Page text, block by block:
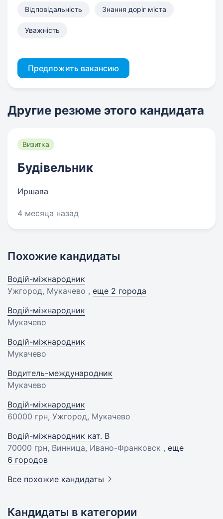
Відповідальність Знання доріг міста
Уважність
Предложить вакансию
Другие резюме этого кандидата
Визитка
Будівельник
Иршава
4 месяца назад
Похожие кандидаты
Водій-міжнародник
Ужгород, Мукачево , еще 2 города
Водій-міжнародник
Мукачево
Водій-міжнародник
Мукачево
Водитель-международник
Мукачево
Водій-міжнародник
60000 грн, Ужгород, Мукачево
Водій-міжнародник кат. B
70000 грн, Винница, Ивано-Франковск , еще
6 городов
Все похожие кандидаты
Кандидаты в категории